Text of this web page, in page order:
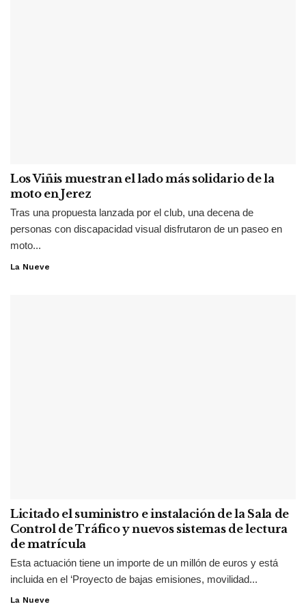
Los Viñis muestran el lado más solidario de la
moto en Jerez
Tras una propuesta lanzada por el club, una decena de
personas con discapacidad visual disfrutaron de un paseo en
moto...
La Nueve
Licitado el suministro e instalación de la Sala de
Control de Tráfico y nuevos sistemas de lectura
de matrícula
Esta actuación tiene un importe de un millón de euros y está
incluida en el ‘Proyecto de bajas emisiones, movilidad...
La Nueve